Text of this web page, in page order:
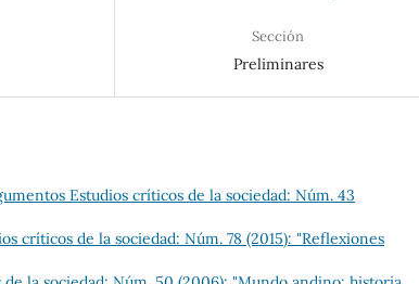
Sección
Preliminares
Estudios críticos de la sociedad: Núm. 43
críticos de la sociedad: Núm. 78 (2015): "Reflexiones